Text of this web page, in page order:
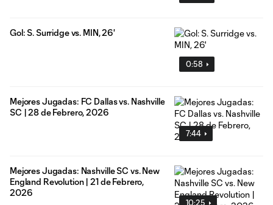
0:58
Gol: S. Surridge vs. MIN, 26'
7:44
Mejores Jugadas: FC Dallas vs. Nashville
SC | 28 de Febrero, 2026
10:25
Mejores Jugadas: Nashville SC vs. New
England Revolution | 21 de Febrero,
2026